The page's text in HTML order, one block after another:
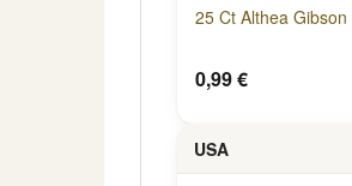
25 Ct Althea
0,99 €
USA